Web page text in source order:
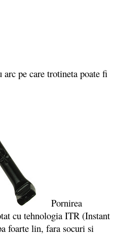
pe care trotineta poate fi
Pornirea
cu tehnologia ITR (Instant
foarte lin, fara socuri si